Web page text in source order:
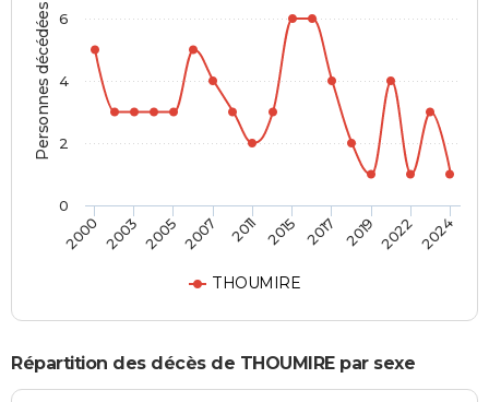
Personnes décédées
THOUMIRE
2000 2003 2005 2007 2011 2015 2017 2019 2022 2024
0
2
4
6
Répartition des décès de THOUMIRE par sexe